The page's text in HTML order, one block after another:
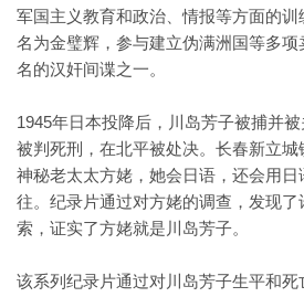
军国主义教育和政治、情报等方面的
名为金璧辉，参与建立伪满洲国等多
名的汉奸间谍之一。
1945年日本投降后，川岛芳子被捕并
被判死刑，在北平被处决。长春新立
神秘老太太方姥，她会日语，还会用
往。纪录片通过对方姥的调查，发现
索，证实了方姥就是川岛芳子。
该系列纪录片通过对川岛芳子生平和